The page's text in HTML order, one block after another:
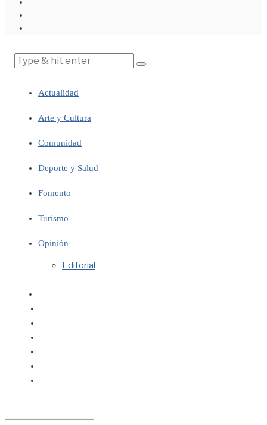
Actualidad
Arte y Cultura
Comunidad
Deporte y Salud
Fomento
Turismo
Opinión
Editorial